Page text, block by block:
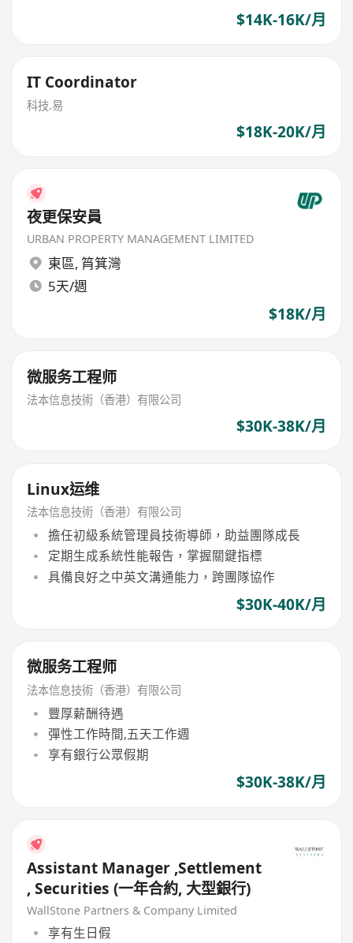
$14K-16K/月
IT Coordinator
科技.易
$18K-20K/月
夜更保安員
URBAN PROPERTY MANAGEMENT LIMITED
東區, 筲箕灣
5天/週
$18K/月
微服务工程师
法本信息技術（香港）有限公司
$30K-38K/月
Linux运维
法本信息技術（香港）有限公司
擔任初級系統管理員技術導師，助益團隊成長
定期生成系統性能報告，掌握關鍵指標
具備良好之中英文溝通能力，跨團隊協作
$30K-40K/月
微服务工程师
法本信息技術（香港）有限公司
豐厚薪酬待遇
彈性工作時間,五天工作週
享有銀行公眾假期
$30K-38K/月
Assistant Manager ,Settlement
, Securities (一年合約, 大型銀行)
WallStone Partners & Company Limited
享有生日假